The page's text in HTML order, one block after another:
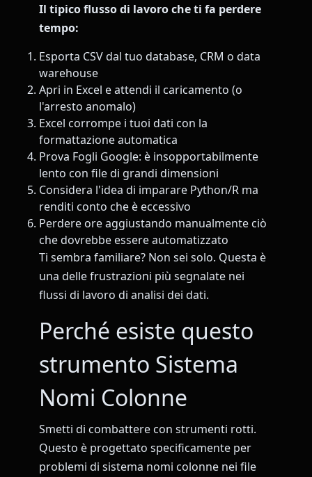
Il tipico flusso di lavoro che ti fa perdere
tempo:
Esporta CSV dal tuo database, CRM o data
warehouse
Apri in Excel e attendi il caricamento (o
l'arresto anomalo)
Excel corrompe i tuoi dati con la
formattazione automatica
Prova Fogli Google: è insopportabilmente
lento con file di grandi dimensioni
Considera l'idea di imparare Python/R ma
renditi conto che è eccessivo
Perdere ore aggiustando manualmente ciò
che dovrebbe essere automatizzato
Ti sembra familiare? Non sei solo. Questa è
una delle frustrazioni più segnalate nei
flussi di lavoro di analisi dei dati.
Perché esiste questo
strumento Sistema
Nomi Colonne
Smetti di combattere con strumenti rotti.
Questo è progettato specificamente per
problemi di sistema nomi colonne nei file